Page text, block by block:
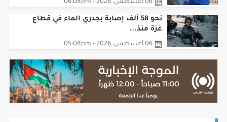
06 أغسطس، 2026 - 06:08pm
نحو 58 ألف إصابة بجدري الماء في قطاع
غزة منذ...
06 أغسطس، 2026 - 05:08pm